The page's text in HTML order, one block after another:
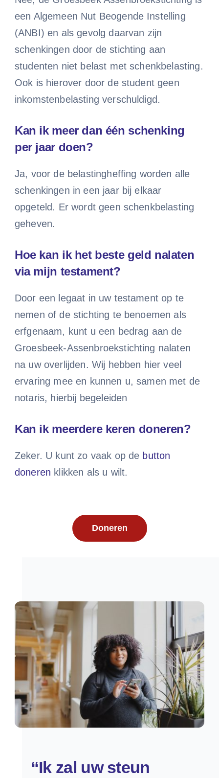
een Algemeen Nut Beogende Instelling
(ANBI) en als gevolg daarvan zijn
schenkingen door de stichting aan
studenten niet belast met schenkbelasting.
Ook is hierover door de student geen
inkomstenbelasting verschuldigd.
Kan ik meer dan één schenking
per jaar doen?
Ja, voor de belastingheffing worden alle
schenkingen in een jaar bij elkaar
opgeteld. Er wordt geen schenkbelasting
geheven.
Hoe kan ik het beste geld nalaten
via mijn testament?
Door een legaat in uw testament op te
nemen of de stichting te benoemen als
erfgenaam, kunt u een bedrag aan de
Groesbeek-Assenbroekstichting nalaten
na uw overlijden. Wij hebben hier veel
ervaring mee en kunnen u, samen met de
notaris, hierbij begeleiden
Kan ik meerdere keren doneren?
Zeker. U kunt zo vaak op de button
doneren klikken als u wilt.
Doneren
“Ik zal uw steun